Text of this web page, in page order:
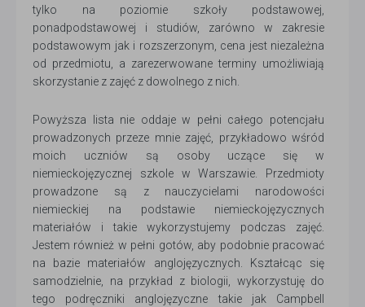
tylko na poziomie szkoły podstawowej,
ponadpodstawowej i studiów, zarówno w zakresie
podstawowym jak i rozszerzonym, cena jest niezależna
od przedmiotu, a zarezerwowane terminy umożliwiają
skorzystanie z zajęć z dowolnego z nich.
Powyższa lista nie oddaje w pełni całego potencjału
prowadzonych przeze mnie zajęć, przykładowo wśród
moich uczniów są osoby uczące się w
niemieckojęzycznej szkole w Warszawie. Przedmioty
prowadzone są z nauczycielami narodowości
niemieckiej na podstawie niemieckojęzycznych
materiałów i takie wykorzystujemy podczas zajęć.
Jestem również w pełni gotów, aby podobnie pracować
na bazie materiałów anglojęzycznych. Kształcąc się
samodzielnie, na przykład z biologii, wykorzystuję do
tego podręczniki anglojęzyczne takie jak Campbell